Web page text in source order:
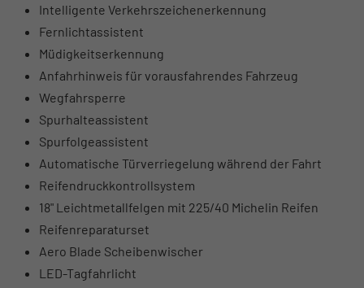
Intelligente Verkehrszeichenerkennung
Fernlichtassistent
Müdigkeitserkennung
Anfahrhinweis für vorausfahrendes Fahrzeug
Wegfahrsperre
Spurhalteassistent
Spurfolgeassistent
Automatische Türverriegelung während der Fahrt
Reifendruckkontrollsystem
18" Leichtmetallfelgen mit 225/40 Michelin Reifen
Reifenreparaturset
Aero Blade Scheibenwischer
LED-Tagfahrlicht